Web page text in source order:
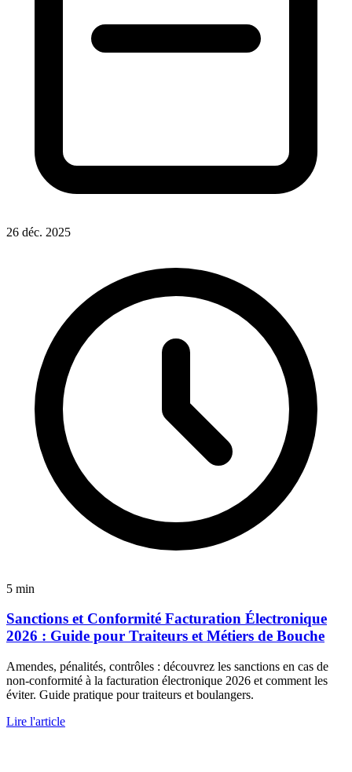
26 déc. 2025
5 min
Sanctions et Conformité Facturation Électronique
2026 : Guide pour Traiteurs et Métiers de Bouche
Amendes, pénalités, contrôles : découvrez les sanctions en cas de
non-conformité à la facturation électronique 2026 et comment les
éviter. Guide pratique pour traiteurs et boulangers.
Lire l'article